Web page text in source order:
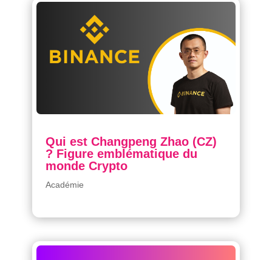
Qui est Changpeng Zhao (CZ)
? Figure emblématique du
monde Crypto
Académie